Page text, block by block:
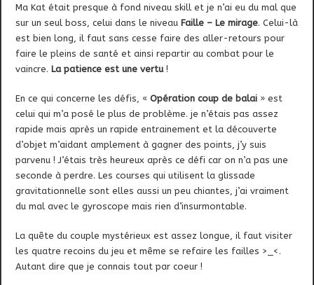
Ma Kat était presque à fond niveau skill et je n’ai eu du mal que
sur un seul boss, celui dans le niveau Faille – Le mirage. Celui-là
est bien long, il faut sans cesse faire des aller-retours pour
faire le pleins de santé et ainsi repartir au combat pour le
vaincre. La patience est une vertu!
En ce qui concerne les défis, «Opération coup de balai » est
celui qui m’a posé le plus de problème. je n’étais pas assez
rapide mais après un rapide entrainement et la découverte
d’objet m’aidant amplement à gagner des points, j’y suis
parvenu ! J’étais très heureux après ce défi car on n’a pas une
seconde à perdre. Les courses qui utilisent la glissade
gravitationnelle sont elles aussi un peu chiantes, j’ai vraiment
du mal avec le gyroscope mais rien d’insurmontable.
La quête du couple mystérieux est assez longue, il faut visiter
les quatre recoins du jeu et même se refaire les failles >_<.
Autant dire que je connais tout par coeur !